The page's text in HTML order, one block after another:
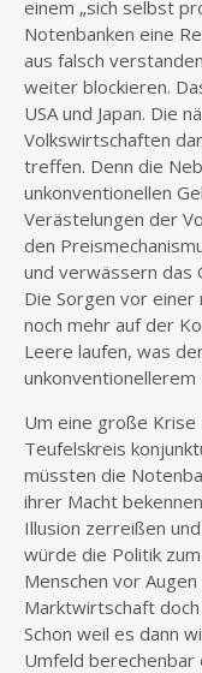
einem „sich selbst
Notenbanken eine
aus falsch
weiter blockieren.
USA und Japan. Die
Volkswirtschaften
treffen. Denn die
unkonventionellen
Verästelungen der
den
und verwässern das
Die Sorgen vor einer
noch mehr auf der
Leere laufen, was
Um eine große Krise
Teufelskreis
müssten die
ihrer Macht
Illusion zerreißen
würde die Politik
Menschen vor
Marktwirtschaft
Schon weil es dann
Umfeld